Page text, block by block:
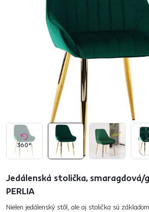
360°
Jedálenská stolička,
PERLIA
Nielen jedálenský stôl, ale aj stolička sú